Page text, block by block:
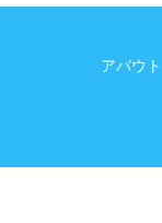
アバウト